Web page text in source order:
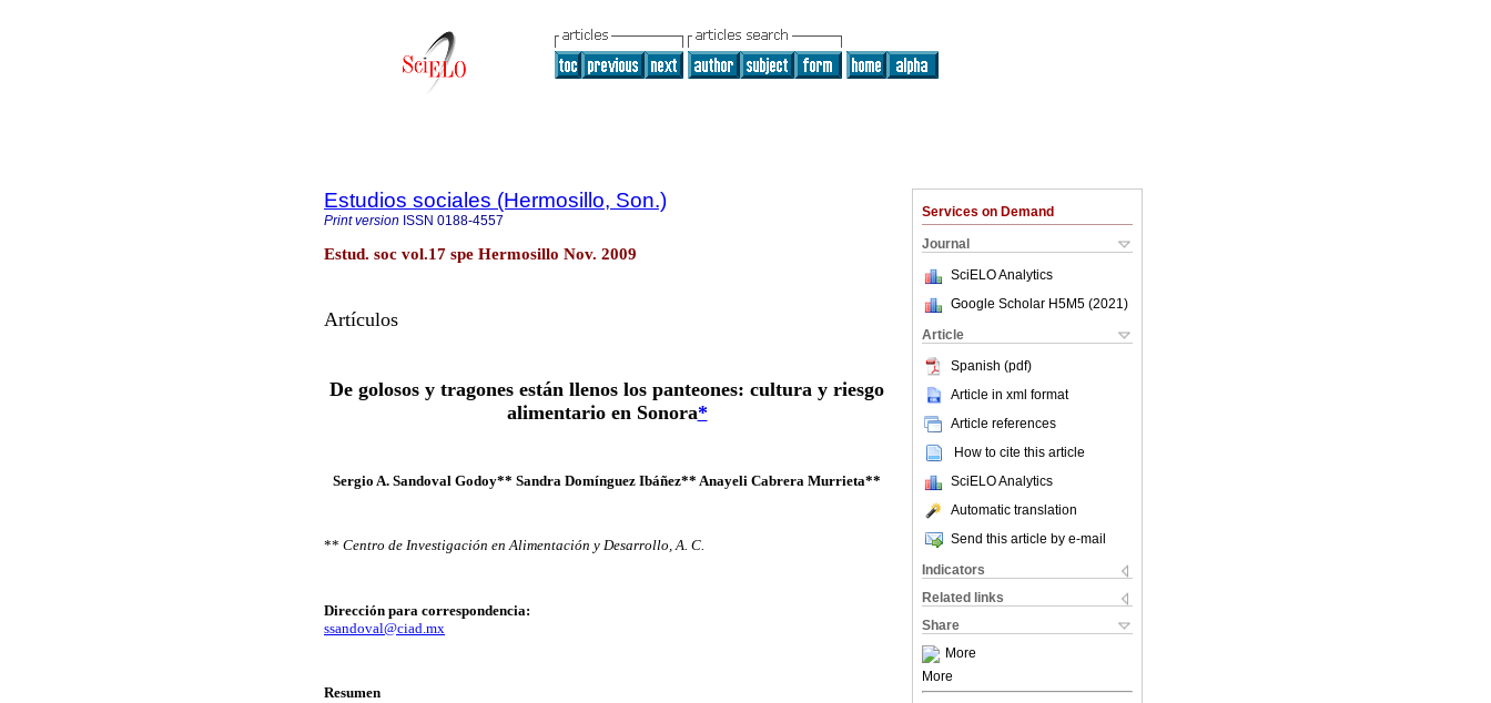
Services on Demand
Journal
SciELO Analytics
Google Scholar H5M5 (2021 )
Article
Spanish (pdf)
Article in xml format
Article references
How to cite this article
SciELO Analytics
Automatic translation
Send this article by e-mail
Indicators
Related links
Share
More
More
Estudios sociales (Hermosillo, Son.)
Print version ISSN 0188-4557
Estud. soc vol.17 spe Hermosillo Nov. 2009
Artículos
De golosos y tragones están llenos los panteones: cultura y riesgo
alimentario en Sonora*
Sergio A. Sandoval Godoy** Sandra Domínguez Ibáñez** Anayeli Cabrera Murrieta**
** Centro de Investigación en Alimentación y Desarrollo, A. C.
Dirección para correspondencia:
ssandoval@ciad.mx
Resumen